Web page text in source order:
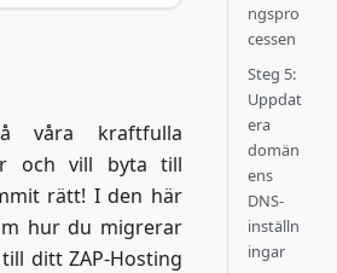
våra kraftfulla
och vill byta till
rätt! I den här
hur du migrerar
ditt ZAP-Hosting
ngspro
cessen
Steg 5:
Uppdat
era
domän
ens
DNS-
inställn
ingar